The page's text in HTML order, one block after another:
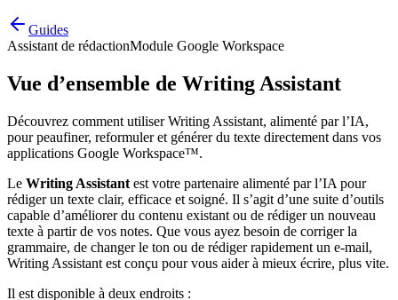
Guides
Assistant de rédactionModule Google Workspace
Vue d’ensemble de Writing Assistant
Découvrez comment utiliser Writing Assistant, alimenté par l’IA,
pour peaufiner, reformuler et générer du texte directement dans vos
applications Google Workspace™.
Le Writing Assistant est votre partenaire alimenté par l’IA pour
rédiger un texte clair, efficace et soigné. Il s’agit d’une suite d’outils
capable d’améliorer du contenu existant ou de rédiger un nouveau
texte à partir de vos notes. Que vous ayez besoin de corriger la
grammaire, de changer le ton ou de rédiger rapidement un e-mail,
Writing Assistant est conçu pour vous aider à mieux écrire, plus vite.
Il est disponible à deux endroits :